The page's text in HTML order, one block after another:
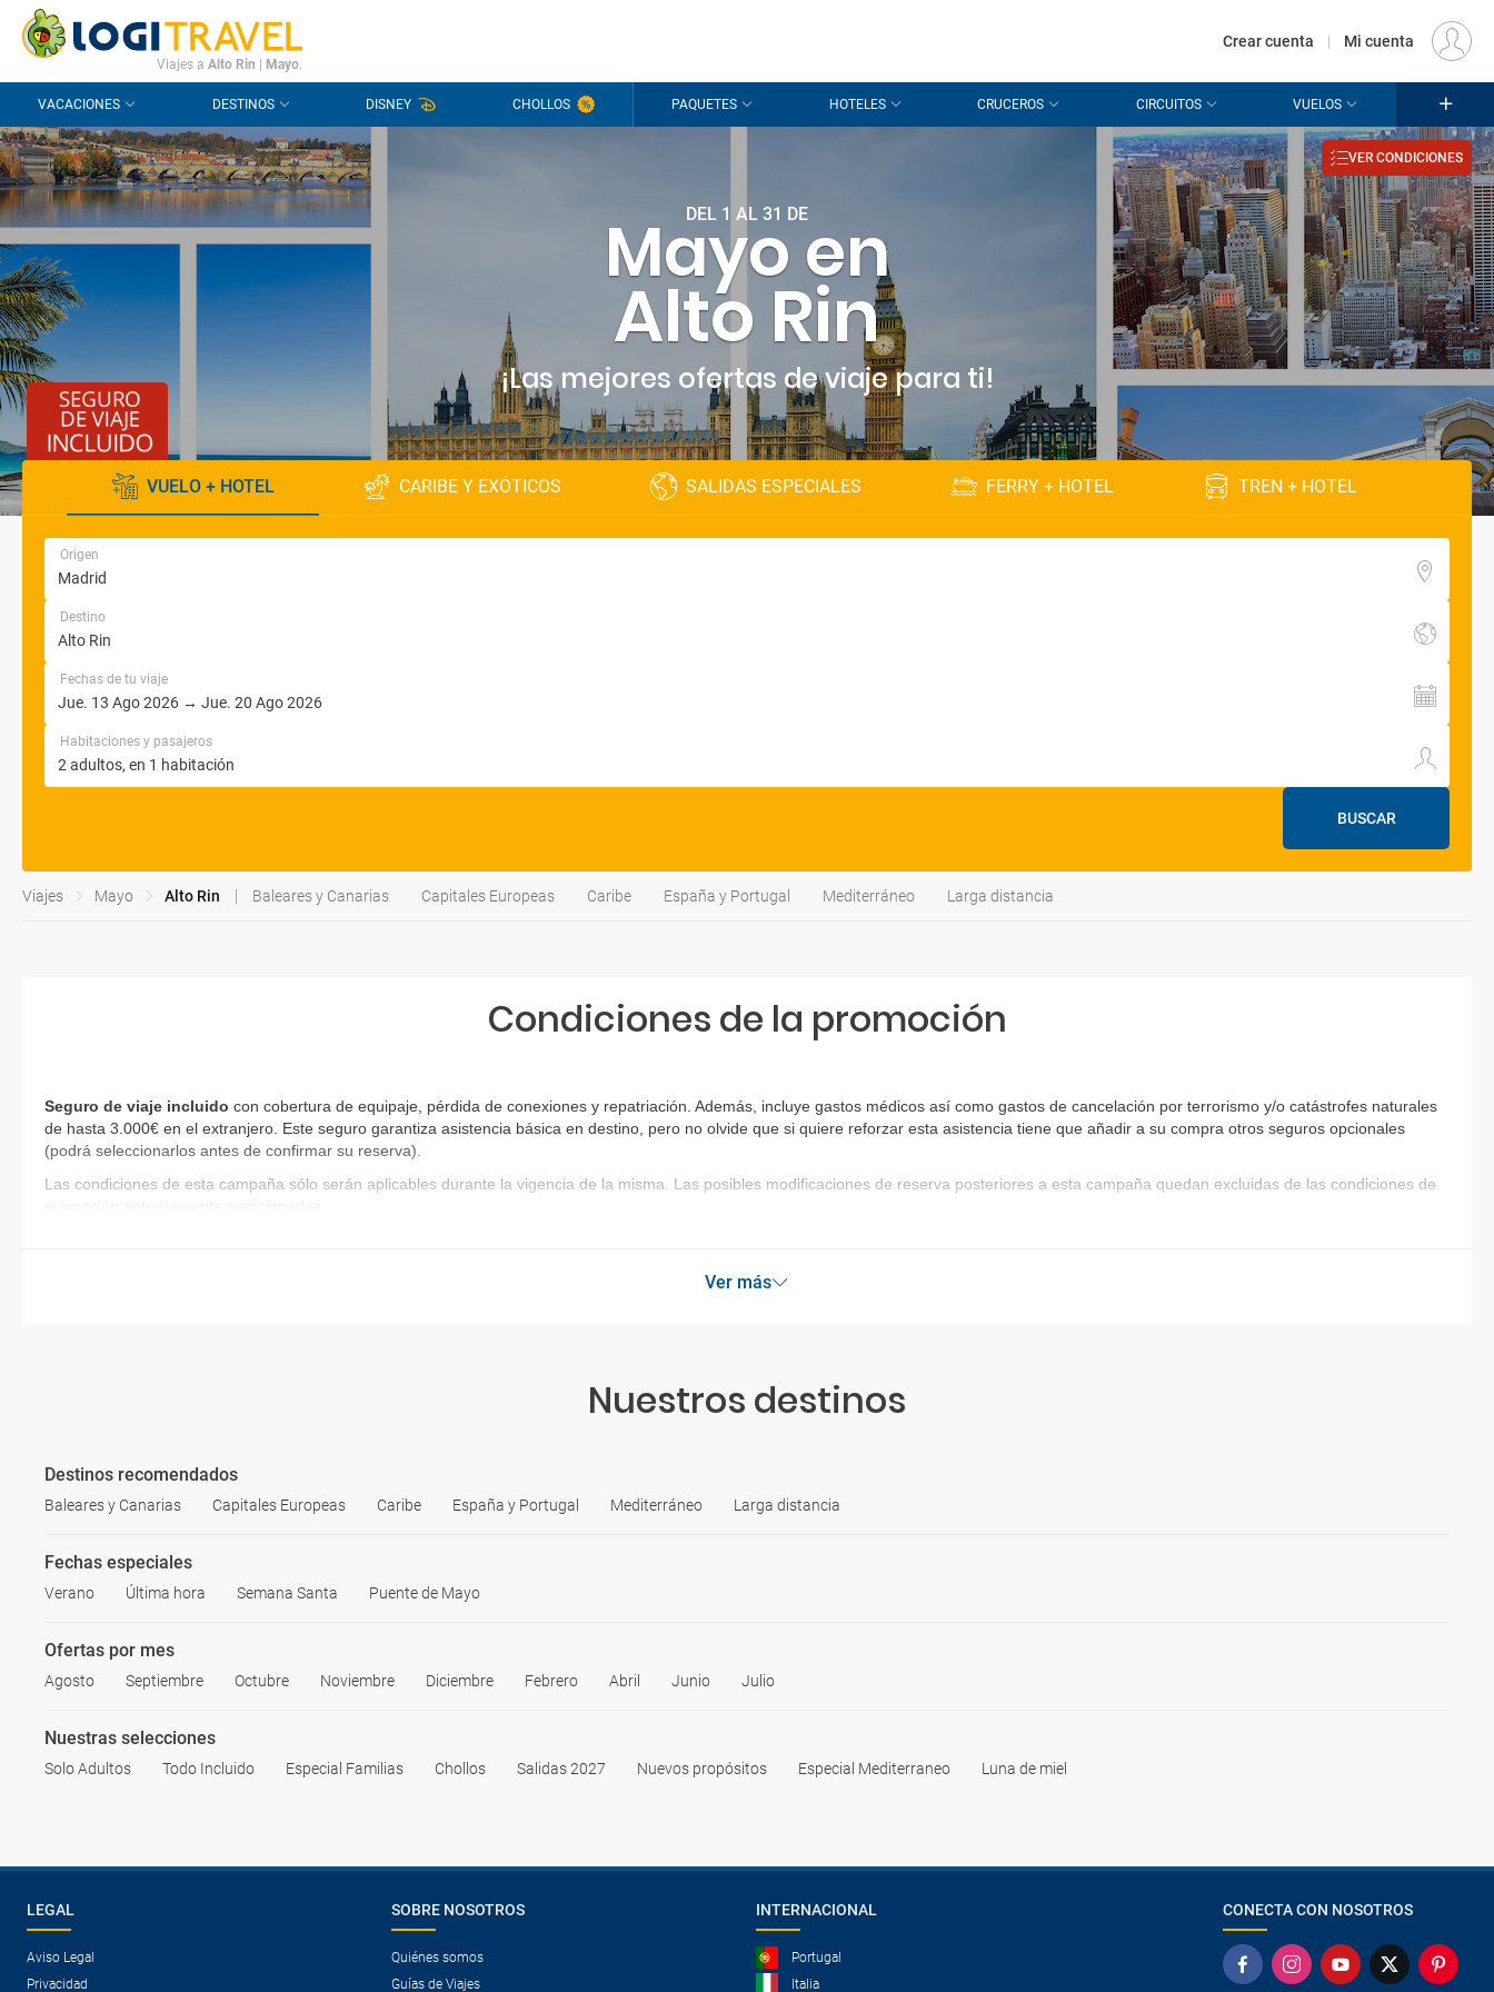
CONTACTO PREGUNTAS FRECUENTES EUR
Viajes a Alto Rin Mayo.
Crear cuenta | Mi cuenta
VACACIONES DESTINOS DISNEY CHOLLOS PAQUETES HOTELES CRUCEROS CIRCUITOS VUELOS
DEL 1 AL 31 DE
Mayo en
Alto Rin
¡Las mejores ofertas de viaje para ti!
VER CONDICIONES
VUELO + HOTEL CARIBE Y EXÓTICOS SALIDAS ESPECIALES FERRY + HOTEL TREN + HOTEL
Origen
Destino
Fechas de tu viaje
Habitaciones y pasajeros
BUSCAR
Viajes Mayo Alto Rin Baleares y Canarias Capitales Europeas Caribe España y Portugal Mediterráneo Larga distancia
Condiciones de la promoción
Seguro de viaje incluido con cobertura de equipaje, pérdida de conexiones y repatriación. Además, incluye gastos médicos así como gastos de cancelación por terrorismo y/o catástrofes naturales
de hasta 3.000€ en el extranjero. Este seguro garantiza asistencia básica en destino, pero no olvide que si quiere reforzar esta asistencia tiene que añadir a su compra otros seguros opcionales
(podrá seleccionarlos antes de confirmar su reserva)
Las condiciones de esta campaña sólo serán aplicables durante la vigencia de la misma. Las posibles modificaciones de reserva posteriores a esta campaña quedan excluidas de las condiciones de
promoción anteriormente mencionadas.
Ver más
Nuestros destinos
Destinos recomendados
Baleares y Canarias Capitales Europeas Caribe España y Portugal Mediterráneo Larga distancia
Fechas especiales
Verano Última hora Semana Santa Puente de Mayo
Ofertas por mes
Agosto Septiembre Octubre Noviembre Diciembre Febrero Abril Junio Julio
Nuestras selecciones
Solo Adultos Todo Incluido Especial Familias Chollos Salidas 2027 Nuevos propósitos Especial Mediterraneo Luna de miel
LEGAL
Aviso Legal
Privacidad
SOBRE NOSOTROS
Quiénes somos
Guías de Viajes
INTERNACIONAL
Portugal
Italia
CONECTA CON NOSOTROS